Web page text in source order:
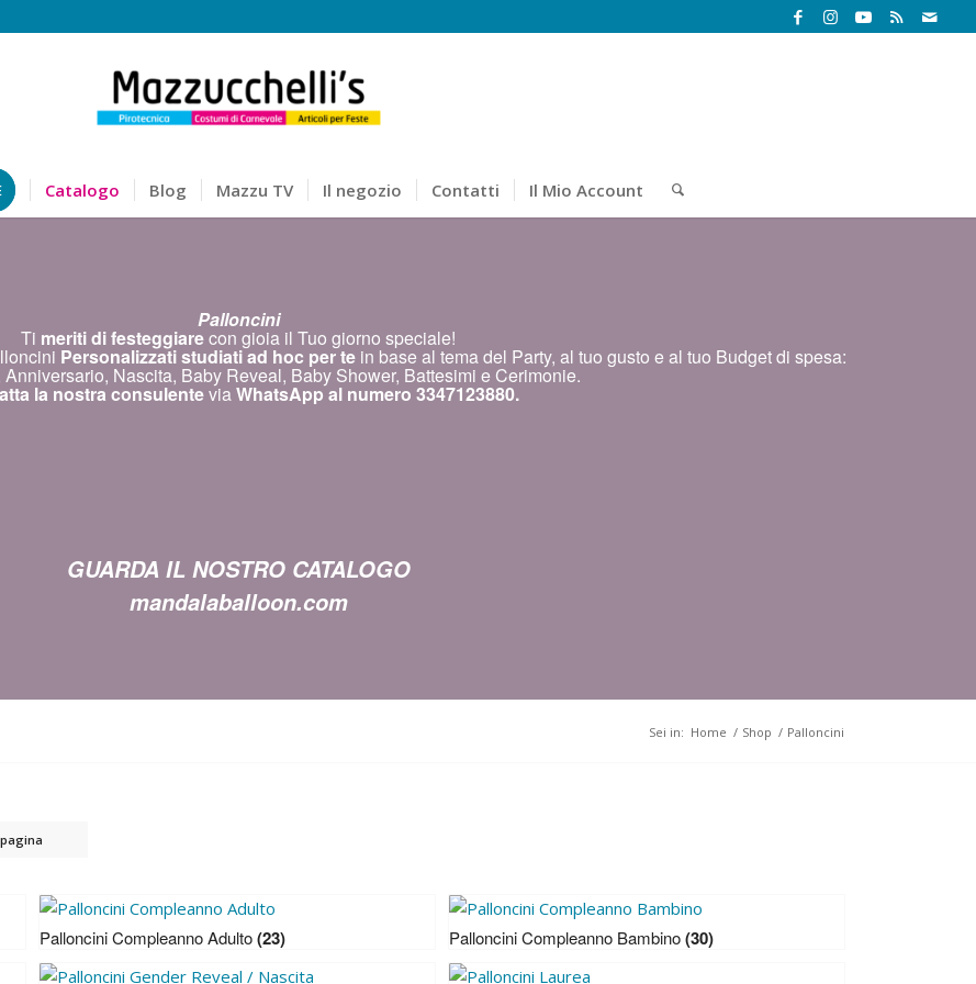
Catalogo Blog Mazzu TV Il negozio Contatti Il Mio Account
Palloncini
Ti meriti di festeggiarecon gioia il Tuo giorno speciale!
Personalizzati studiati ad hoc per te in base al tema del Party, al tuo gusto e al tuo Budget di spesa:
Nascita, Baby Reveal, Baby Shower, Battesimi e Cerimonie.
la nostra consulenteviaWhatsApp al numero 3347123880.
GUARDA IL NOSTRO CATALOGO
mandalaballoon.com
Sei in: Home / Shop / Palloncini
Palloncini Compleanno Adulto(23) Palloncini Compleanno Bambino(30)